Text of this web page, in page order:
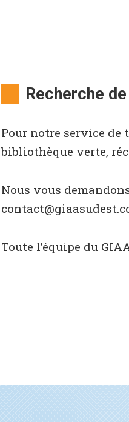
Recherche
Pour notre service de
bibliothèque verte,
Nous vous
Toute l’équipe du